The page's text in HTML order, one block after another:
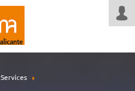
Services